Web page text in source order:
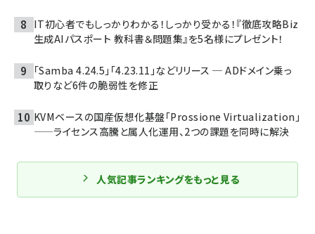
IT初心者でもしっかりわかる！しっかり受かる！『徹底攻略Biz
生成AIパスポート 教科書＆問題集』を5名様にプレゼント！
「Samba 4.24.5」「4.23.11」などリリース ─ ADドメイン乗っ
取りなど6件の脆弱性を修正
KVMベースの国産仮想化基盤「Prossione Virtualization」
——ライセンス高騰と属人化運用、2つの課題を同時に解決
人気記事ランキングをもっと見る